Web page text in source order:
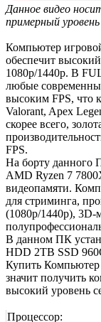
Данное видео
примерный
Компьютер
обеспечит
1080р/1440р. В
любые
высоким FPS, что
Valorant, Apex
скорее всего,
FPS.
На борту данного
AMD Ryzen 7
видеопамяти.
для стриминга,
(1080р/1440р), 3D-
В данном ПК
HDD 2TB SSD
Купить Компьютер
значит получить
высокий уровень
Процессор: